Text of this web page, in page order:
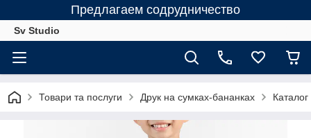
Предлагаем содрудничество
Sv Studio
Товари та послуги Друк на сумках-бананках